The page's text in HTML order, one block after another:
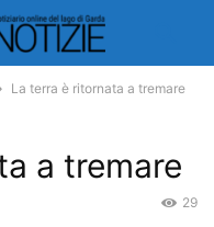
La terra è ritornata a tremare
a tremare
29